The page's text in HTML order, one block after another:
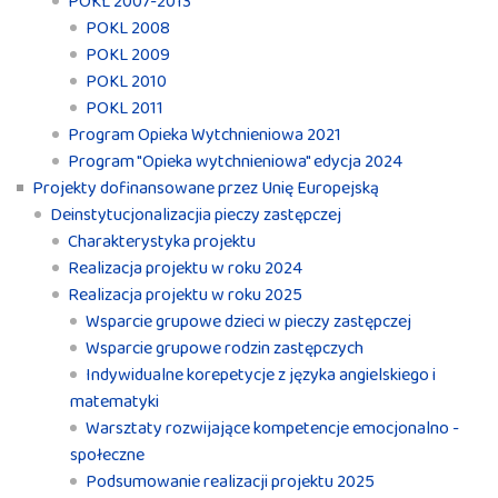
POKL 2008
POKL 2009
POKL 2010
POKL 2011
Program Opieka Wytchnieniowa 2021
Program "Opieka wytchnieniowa" edycja 2024
Projekty dofinansowane przez Unię Europejską
Deinstytucjonalizacjia pieczy zastępczej
Charakterystyka projektu
Realizacja projektu w roku 2024
Realizacja projektu w roku 2025
Wsparcie grupowe dzieci w pieczy zastępczej
Wsparcie grupowe rodzin zastępczych
Indywidualne korepetycje z języka angielskiego i
matematyki
Warsztaty rozwijające kompetencje emocjonalno -
społeczne
Podsumowanie realizacji projektu 2025